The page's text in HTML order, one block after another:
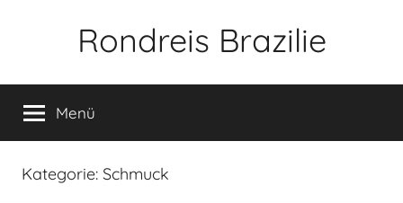
Rondreis Brazilie
Menü
Kategorie: Schmuck